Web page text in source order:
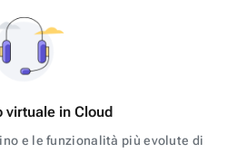
virtuale in Cloud
e le funzionalità più evolute di